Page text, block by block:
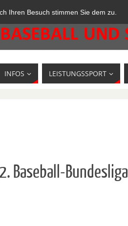
Ihren Besuch stimmen Sie dem zu.
INFOS LEISTUNGSSPORT
Baseball-Bundesliga